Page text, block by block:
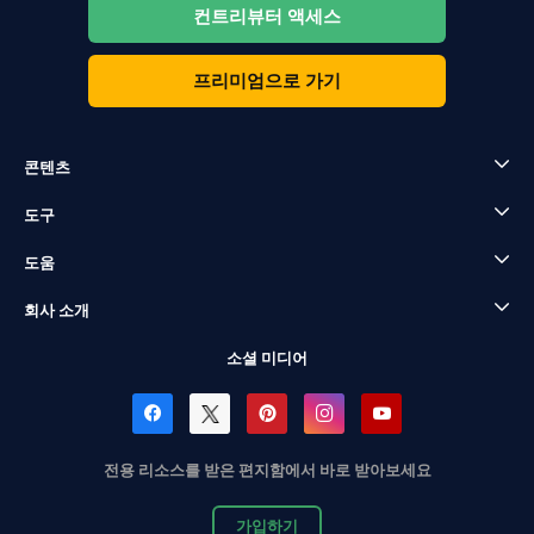
컨트리뷰터 액세스
프리미엄으로 가기
콘텐츠
도구
도움
회사 소개
소셜 미디어
전용 리소스를 받은 편지함에서 바로 받아보세요
가입하기